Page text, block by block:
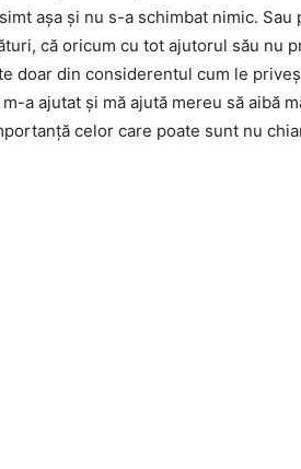
aşa şi nu s-a schimbat nimic. Sau
că oricum cu tot ajutorul său nu
doar din considerentul cum le
a ajutat şi mă ajută mereu să aibă
celor care poate sunt nu